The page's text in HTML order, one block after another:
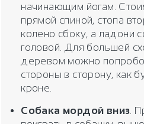
начинающим йогам.
прямой спиной, стопа
колено сбоку, а ладони
головой. Для большей
деревом можно
стороны в сторону, как
кроне.
Собака мордой вниз .